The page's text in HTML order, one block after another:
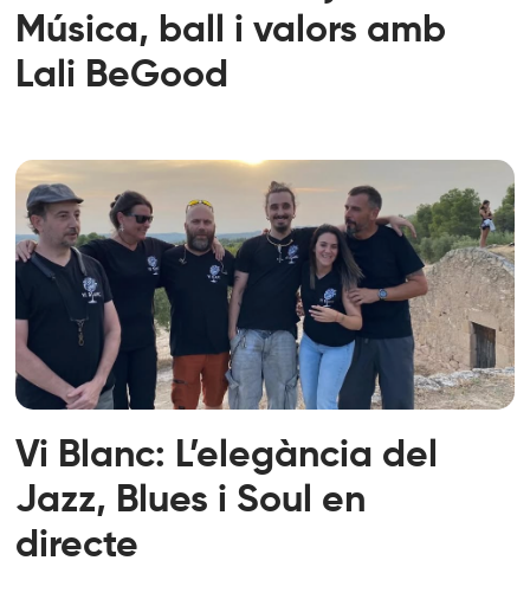
Música, ball i valors amb
Lali BeGood
Vi Blanc: L’elegància del
Jazz, Blues i Soul en
directe